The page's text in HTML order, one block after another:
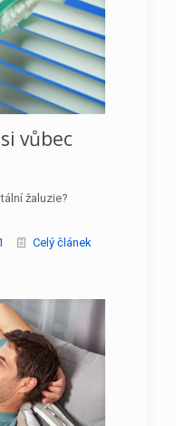
vůbec
žaluzie?
Celý článek